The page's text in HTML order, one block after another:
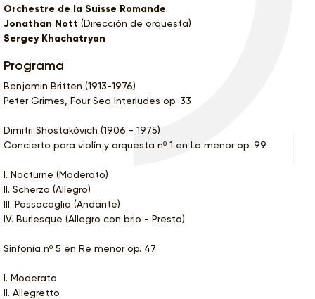
Orchestre de la Suisse Romande
Jonathan Nott (Dirección de orquesta)
Sergey Khachatryan
Programa
Benjamin Britten (1913-1976)
Peter Grimes, Four Sea Interludes op. 33
Dimitri Shostakóvich (1906 - 1975)
Concierto para violín y orquesta nº 1 en La menor op. 99
I. Nocturne (Moderato)
II. Scherzo (Allegro)
III. Passacaglia (Andante)
IV. Burlesque (Allegro con brio - Presto)
Sinfonía nº 5 en Re menor op. 47
I. Moderato
II. Allegretto